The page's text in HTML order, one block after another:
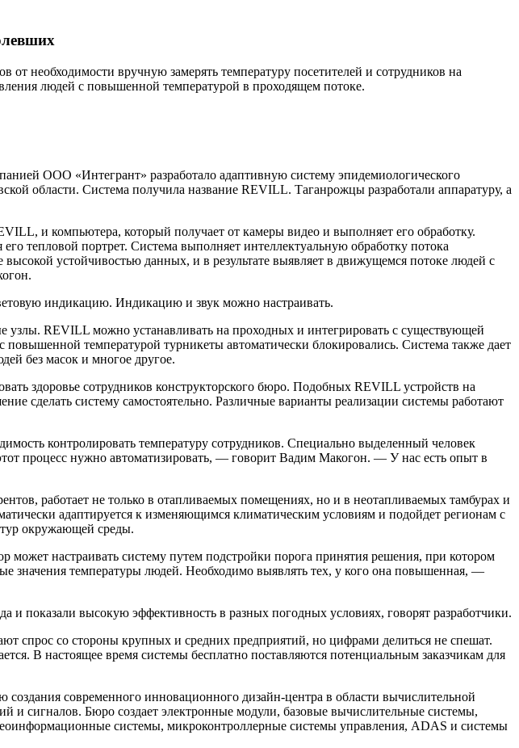
от необходимости вручную замерять температуру посетителей и сотрудников на
людей с повышенной температурой в проходящем потоке.
ООО «Интегрант» разработало адаптивную систему эпидемиологического
области. Система получила название REVILL. Таганрожцы разработали аппаратуру, а
и компьютера, который получает от камеры видео и выполняет его обработку.
тепловой портрет. Система выполняет интеллектуальную обработку потока
устойчивостью данных, и в результате выявляет в движущемся потоке людей с
индикацию. Индикацию и звук можно настраивать.
узлы. REVILL можно устанавливать на проходных и интегрировать с существующей
температурой турникеты автоматически блокировались. Система также дает
без масок и многое другое.
здоровье сотрудников конструкторского бюро. Подобных REVILL устройств на
сделать систему самостоятельно. Различные варианты реализации системы работают
контролировать температуру сотрудников. Специально выделенный человек
процесс нужно автоматизировать, — говорит Вадим Макогон. — У нас есть опыт в
работает не только в отапливаемых помещениях, но и в неотапливаемых тамбурах и
адаптируется к изменяющимся климатическим условиям и подойдет регионам с
окружающей среды.
настраивать систему путем подстройки порога принятия решения, при котором
значения температуры людей. Необходимо выявлять тех, у кого она повышенная, —
показали высокую эффективность в разных погодных условиях, говорят разработчики.
спрос со стороны крупных и средних предприятий, но цифрами делиться не спешат.
В настоящее время системы бесплатно поставляются потенциальным заказчикам для
современного инновационного дизайн-центра в области вычислительной
и сигналов. Бюро создает электронные модули, базовые вычислительные системы,
системы, микроконтроллерные системы управления, ADAS и системы